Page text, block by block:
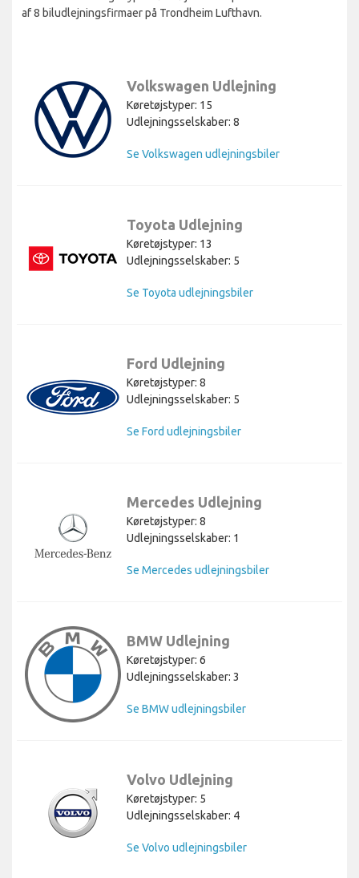
af 8 biludlejningsfirmaer på Trondheim Lufthavn.
Volkswagen Udlejning
Køretøjstyper: 15
Udlejningsselskaber: 8
Se Volkswagen udlejningsbiler
Toyota Udlejning
Køretøjstyper: 13
Udlejningsselskaber: 5
Se Toyota udlejningsbiler
Ford Udlejning
Køretøjstyper: 8
Udlejningsselskaber: 5
Se Ford udlejningsbiler
Mercedes Udlejning
Køretøjstyper: 8
Udlejningsselskaber: 1
Se Mercedes udlejningsbiler
BMW Udlejning
Køretøjstyper: 6
Udlejningsselskaber: 3
Se BMW udlejningsbiler
Volvo Udlejning
Køretøjstyper: 5
Udlejningsselskaber: 4
Se Volvo udlejningsbiler